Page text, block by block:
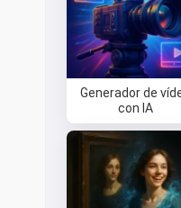
Generador de
con IA